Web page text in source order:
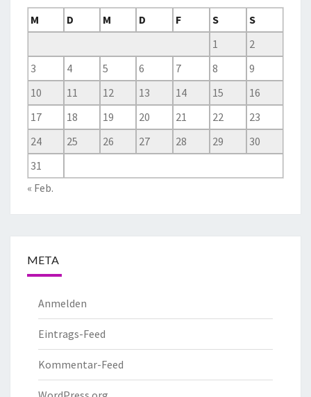
M
D M D F S
S
1
2
3
4 5 6 7 8
9
10
11 12 13 14 15
16
17
18 19 20 21 22
23
24
25 26 27 28 29
30
31
« Feb.
META
Anmelden
Eintrags-Feed
Kommentar-Feed